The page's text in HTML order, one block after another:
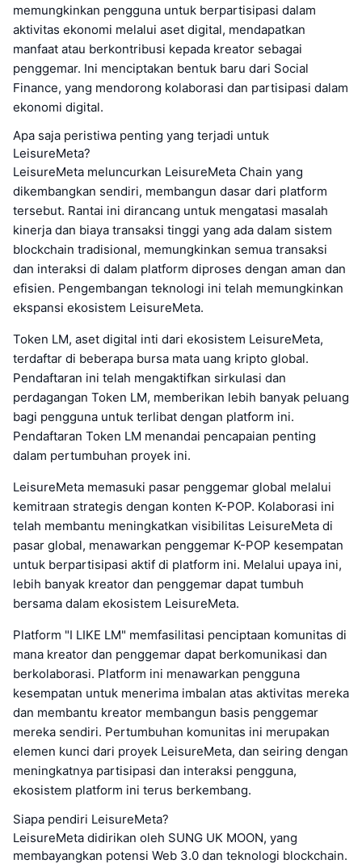
memungkinkan pengguna untuk berpartisipasi dalam
aktivitas ekonomi melalui aset digital, mendapatkan
manfaat atau berkontribusi kepada kreator sebagai
penggemar. Ini menciptakan bentuk baru dari Social
Finance, yang mendorong kolaborasi dan partisipasi dalam
ekonomi digital.
Apa saja peristiwa penting yang terjadi untuk
LeisureMeta?
LeisureMeta meluncurkan LeisureMeta Chain yang
dikembangkan sendiri, membangun dasar dari platform
tersebut. Rantai ini dirancang untuk mengatasi masalah
kinerja dan biaya transaksi tinggi yang ada dalam sistem
blockchain tradisional, memungkinkan semua transaksi
dan interaksi di dalam platform diproses dengan aman dan
efisien. Pengembangan teknologi ini telah memungkinkan
ekspansi ekosistem LeisureMeta.
Token LM, aset digital inti dari ekosistem LeisureMeta,
terdaftar di beberapa bursa mata uang kripto global.
Pendaftaran ini telah mengaktifkan sirkulasi dan
perdagangan Token LM, memberikan lebih banyak peluang
bagi pengguna untuk terlibat dengan platform ini.
Pendaftaran Token LM menandai pencapaian penting
dalam pertumbuhan proyek ini.
LeisureMeta memasuki pasar penggemar global melalui
kemitraan strategis dengan konten K-POP. Kolaborasi ini
telah membantu meningkatkan visibilitas LeisureMeta di
pasar global, menawarkan penggemar K-POP kesempatan
untuk berpartisipasi aktif di platform ini. Melalui upaya ini,
lebih banyak kreator dan penggemar dapat tumbuh
bersama dalam ekosistem LeisureMeta.
Platform "I LIKE LM" memfasilitasi penciptaan komunitas di
mana kreator dan penggemar dapat berkomunikasi dan
berkolaborasi. Platform ini menawarkan pengguna
kesempatan untuk menerima imbalan atas aktivitas mereka
dan membantu kreator membangun basis penggemar
mereka sendiri. Pertumbuhan komunitas ini merupakan
elemen kunci dari proyek LeisureMeta, dan seiring dengan
meningkatnya partisipasi dan interaksi pengguna,
ekosistem platform ini terus berkembang.
Siapa pendiri LeisureMeta?
LeisureMeta didirikan oleh SUNG UK MOON, yang
membayangkan potensi Web 3.0 dan teknologi blockchain.